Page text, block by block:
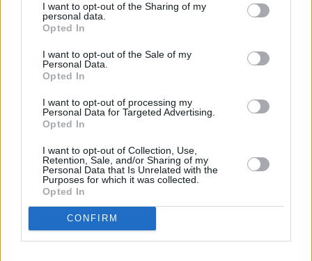
I want to opt-out of the Sharing of my
personal data.
Opted In
I want to opt-out of the Sale of my
Personal Data.
Opted In
I want to opt-out of processing my
Personal Data for Targeted Advertising.
Opted In
I want to opt-out of Collection, Use,
Retention, Sale, and/or Sharing of my
Personal Data that Is Unrelated with the
Purposes for which it was collected.
Opted In
CONFIRM